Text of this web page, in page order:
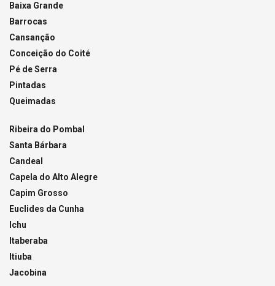
Baixa Grande
Barrocas
Cansanção
Conceição do Coité
Pé de Serra
Pintadas
Queimadas
Ribeira do Pombal
Santa Bárbara
Candeal
Capela do Alto Alegre
Capim Grosso
Euclides da Cunha
Ichu
Itaberaba
Itiuba
Jacobina